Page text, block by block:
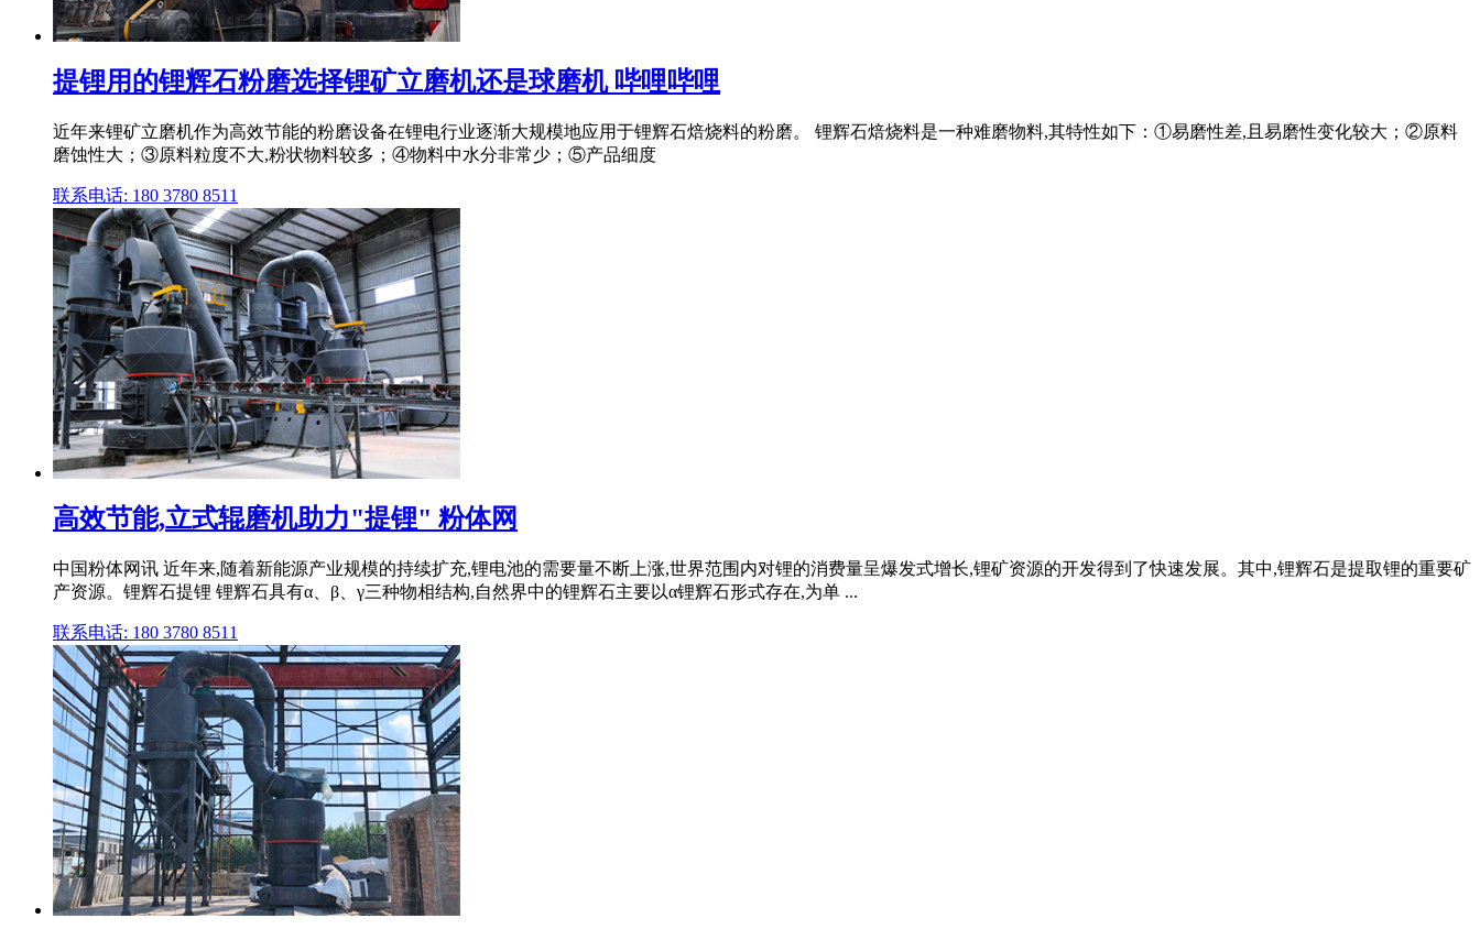
提锂用的锂辉石粉磨选择锂矿立磨机还是球磨机 哔哩哔哩
近年来锂矿立磨机作为高效节能的粉磨设备在锂电行业逐渐大规模地应用于锂辉石焙烧料的粉磨。 锂辉石焙烧料是一种难磨物料,其特性如下：①易磨性差,且易磨性变化较大；②原料
磨蚀性大；③原料粒度不大,粉状物料较多；④物料中水分非常少；⑤产品细度
联系电话: 180 3780 8511
高效节能,立式辊磨机助力"提锂" 粉体网
中国粉体网讯 近年来,随着新能源产业规模的持续扩充,锂电池的需要量不断上涨,世界范围内对锂的消费量呈爆发式增长,锂矿资源的开发得到了快速发展。其中,锂辉石是提取锂的重要矿
产资源。锂辉石提锂 锂辉石具有α、β、γ三种物相结构,自然界中的锂辉石主要以α锂辉石形式存在,为单 ...
联系电话: 180 3780 8511